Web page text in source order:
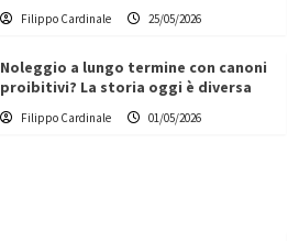
Filippo Cardinale 25/05/2026
Noleggio a lungo termine con canoni
proibitivi? La storia oggi è diversa
Filippo Cardinale 01/05/2026